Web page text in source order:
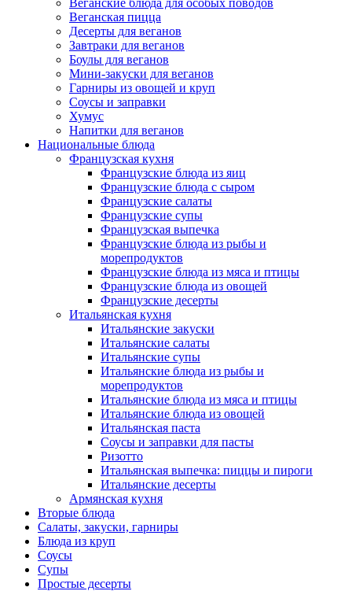
Веганская пицца
Десерты для веганов
Завтраки для веганов
Боулы для веганов
Мини-закуски для веганов
Гарниры из овощей и круп
Соусы и заправки
Хумус
Напитки для веганов
Национальные блюда
Французская кухня
Французские блюда из яиц
Французские блюда с сыром
Французские салаты
Французские супы
Французская выпечка
Французские блюда из рыбы и
морепродуктов
Французские блюда из мяса и птицы
Французские блюда из овощей
Французские десерты
Итальянская кухня
Итальянские закуски
Итальянские салаты
Итальянские супы
Итальянские блюда из рыбы и
морепродуктов
Итальянские блюда из мяса и птицы
Итальянские блюда из овощей
Итальянская паста
Соусы и заправки для пасты
Ризотто
Итальянская выпечка: пиццы и пироги
Итальянские десерты
Армянская кухня
Вторые блюда
Салаты, закуски, гарниры
Блюда из круп
Соусы
Супы
Простые десерты